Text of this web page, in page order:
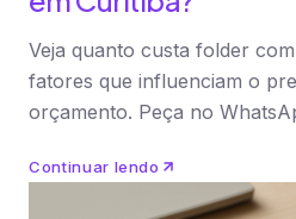
Veja quanto custa folder
fatores que influenciam o
orçamento. Peça no
Continuar lendo